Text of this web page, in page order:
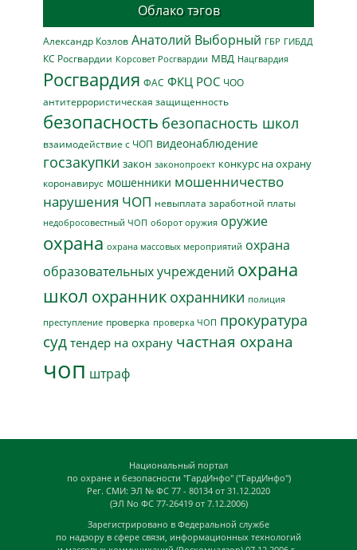
Облако тэгов
Александр Козлов Анатолий Выборный ГБР ГИБДД
КС Росгвардии Корсовет Росгвардии МВД Нацгвардия
Росгвардия ФАС ФКЦ РОС ЧОО
антитеррористическая защищенность
безопасность безопасность школ
взаимодействие с ЧОП видеонаблюдение
госзакупки закон законопроект конкурс на охрану
коронавирус мошенники мошенничество
нарушения ЧОП невыплата заработной платы
недобросовестный ЧОП оборот оружия оружие
охрана охрана массовых мероприятий охрана
образовательных учреждений охрана
школ охранник охранники полиция
преступление проверка проверка ЧОП прокуратура
суд тендер на охрану частная охрана
чоп штраф
Национальный портал
по охране и безопасности "ГардИнфо" ("ГардИнфо")
Рег. СМИ: ЭЛ № ФС 77 - 80134 от 31.12.2020
(ЭЛ No ФС 77-26419 от 7.12.2006)
Зарегистрировано в Федеральной службе
по надзору в сфере связи, информационных технологий